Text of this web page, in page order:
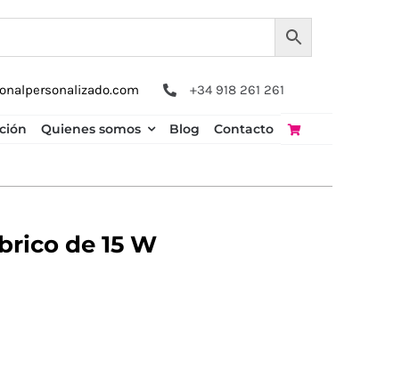
+34 918 261 261
Quienes somos Blog Contacto
de 15 W